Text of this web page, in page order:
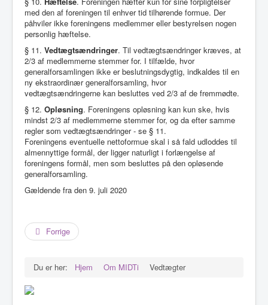
med den af foreningen til enhver tid tilhørende formue. Der
påhviler ikke foreningens medlemmer eller bestyrelsen nogen
personlig hæftelse.
§ 11. Vedtægtsændringer. Til vedtægtsændringer kræves, at
2/3 af medlemmerne stemmer for. I tilfælde, hvor
generalforsamlingen ikke er beslutningsdygtig, indkaldes til en
ny ekstraordinær generalforsamling, hvor
vedtægtsændringerne kan besluttes ved 2/3 af de fremmødte.
§ 12. Opløsning. Foreningens opløsning kan kun ske, hvis
mindst 2/3 af medlemmerne stemmer for, og da efter samme
regler som vedtægtsændringer - se § 11.
Foreningens eventuelle nettoformue skal i så fald udloddes til
almennyttige formål, der ligger naturligt i forlængelse af
foreningens formål, men som besluttes på den opløsende
generalforsamling.
Gældende fra den 9. juli 2020
Forrige
Du er her: Hjem Om MIDTi Vedtægter